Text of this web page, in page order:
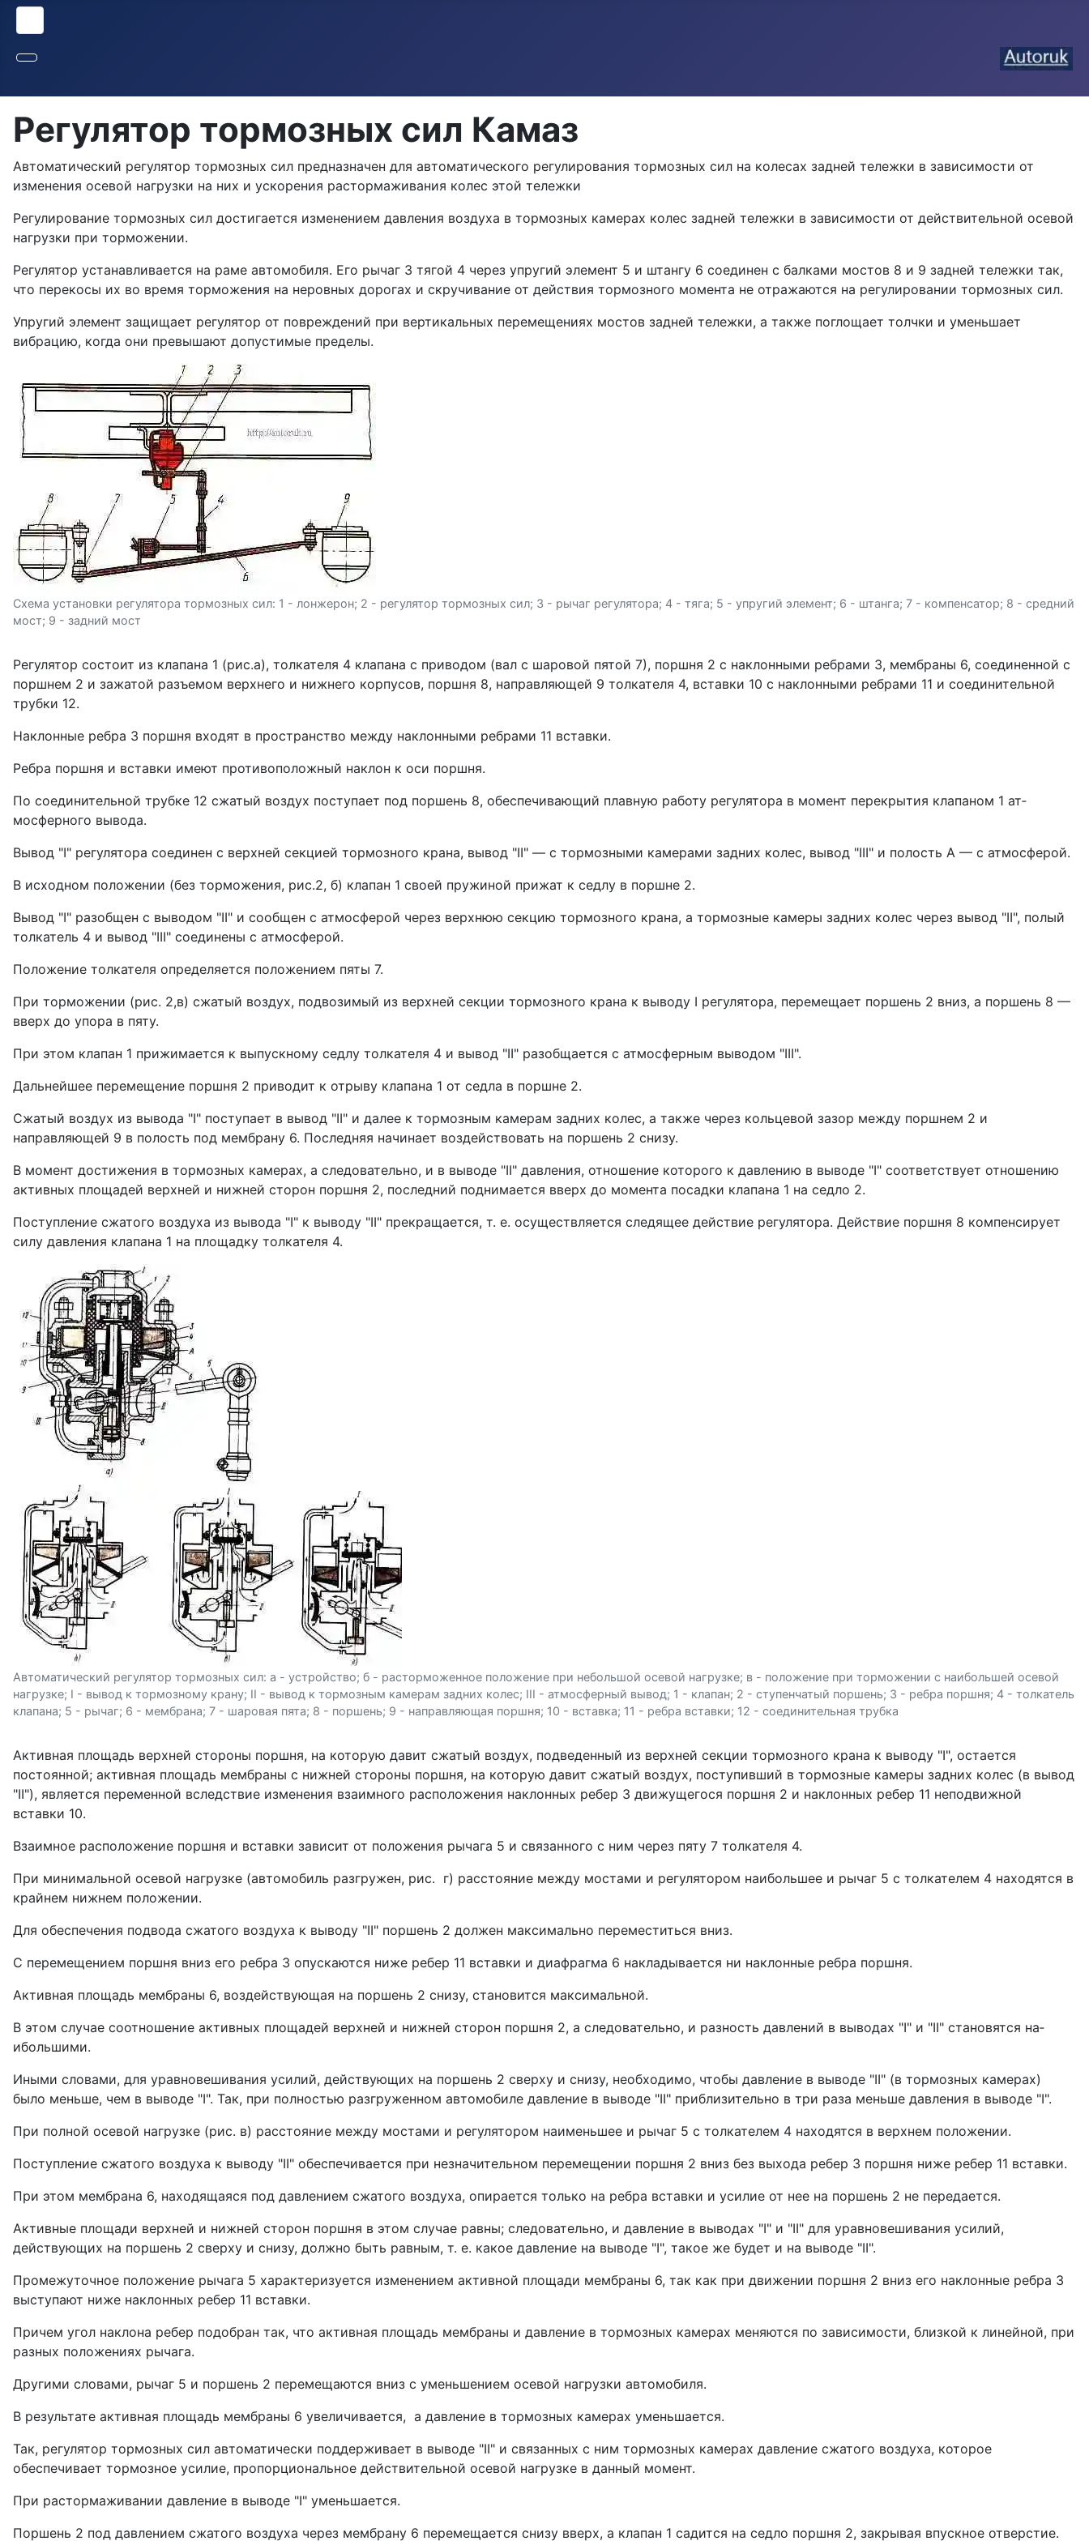
Регулятор тормозных сил Камаз
Автоматический регулятор тормозных сил предназначен для автоматического ре­гулирования тормозных сил на колесах задней тележки в зависимости от
измене­ния осевой нагрузки на них и ускорения растормаживания колес этой тележки
Ре­гулирование тормозных сил достигается изменением давления воздуха в тормозных камерах колес задней тележки в зависимо­сти от действительной осевой
нагрузки при торможении.
Регулятор устанавливается на раме ав­томобиля. Его рычаг 3 тягой 4 через упругий элемент 5 и штангу 6 соеди­нен с балками мостов 8 и 9 задней тележки так,
что перекосы их во время торможения на неровных дорогах и скручивание от действия тормозного момента не отража­ются на регулировании тормозных сил.
Уп­ругий элемент защищает регулятор от пов­реждений при вертикальных перемещениях мостов задней тележки, а также поглощает толчки и уменьшает
вибрацию, когда они превышают допустимые пределы.
Схема установки регулятора тормозных сил: 1 - лонжерон; 2 - регулятор тормозных сил; 3 - рычаг регулятора; 4 - тяга; 5 - упругий элемент; 6 - штанга; 7 - компенсатор; 8 - средний
мост; 9 - задний мост
Регулятор состоит из клапана 1 (рис.а), толкателя 4 клапана с приво­дом (вал с шаровой пятой 7), поршня 2 с наклонными ребрами 3, мембраны 6, соеди­ненной с
поршнем 2 и зажатой разъемом верхнего и нижнего корпусов, поршня 8, направляющей 9 толкателя 4, вставки 10 с наклонными ребрами 11 и соединительной
трубки 12.
Наклонные ребра 3 поршня входят в пространство между наклонными ребрами 11 вставки.
Ребра поршня и встав­ки имеют противоположный наклон к оси поршня.
По соединительной трубке 12 сжатый воздух поступает под поршень 8, обеспечивающий плавную работу регуля­тора в момент перекрытия клапаном 1 ат­
мосферного вывода.
Вывод "I" регулятора соединен с верхней секцией тормозного крана, вывод "II" — с тормозными камерами задних колес, вывод "III" и полость А — с атмосферой.
В исходном положении (без торможе­ния, рис.2, б) клапан 1 своей пружиной прижат к седлу в поршне 2.
Вывод "I" разоб­щен с выводом "II" и сообщен с атмосферой через верхнюю секцию тормозного крана, а тормозные камеры задних колес через вывод "II", полый
толкатель 4 и вывод "III" соединены с атмосферой.
Положение тол­кателя определяется положением пяты 7.
При торможении (рис. 2,в) сжатый воздух, подвозимый из верхней секции тор­мозного крана к выводу I регулятора, пере­мещает поршень 2 вниз, а поршень 8 —
вверх до упора в пяту.
При этом клапан 1 прижимается к выпускному седлу толкате­ля 4 и вывод "II" разобщается с атмосфер­ным выводом "III".
Дальнейшее перемещение поршня 2 приводит к отрыву клапана 1 от седла в поршне 2.
Сжатый воздух из вывода "I" поступает в вывод "II" и далее к тормозным камерам задних колес, а также через кольцевой зазор между поршнем 2 и
направляющей 9 в полость под мембрану 6. Последняя начинает воздействовать на поршень 2 снизу.
В момент достижения в тормозных камерах, а следовательно, и в выводе "II" давления, отношение которого к давлению в выводе "I" соответствует отно­шению
активных площадей верхней и ниж­ней сторон поршня 2, последний поднима­ется вверх до момента посадки клапана 1 на седло 2.
Поступление сжатого воздуха из вывода "I" к выводу "II" прекращается, т. е. осуществляется следящее действие регулятора. Действие поршня 8 компенси­рует
силу давления клапана 1 на площадку толкателя 4.
Автоматический регулятор тормозных сил: а - устройство; б - расторможенное положение при небольшой осевой нагрузке; в - положение при торможении с наибольшей осевой
нагрузке; I - вывод к тормозному крану; II - вывод к тормозным камерам задних колес; III - атмосферный вывод; 1 - клапан; 2 - ступенчатый поршень; 3 - ребра поршня; 4 - толкатель
клапана; 5 - рычаг; 6 - мембрана; 7 - шаровая пята; 8 - поршень; 9 - направляющая поршня; 10 - вставка; 11 - ребра вставки; 12 - соединительная трубка
Активная площадь верхней стороны поршня, на которую давит сжатый воздух, подведенный из верхней секции тормозно­го крана к выводу "I", остается
постоянной; активная площадь мембраны с нижней сто­роны поршня, на которую давит сжатый воздух, поступивший в тормозные камеры задних колес (в вывод
"II"), является переменной вследствие изменения взаимного расположения наклонных ребер 3 движу­щегося поршня 2 и наклонных ребер 11 неподвижной
вставки 10.
Взаимное распо­ложение поршня и вставки зависит от по­ложения рычага 5 и связанного с ним через пяту 7 толкателя 4.
При минимальной осевой нагрузке (ав­томобиль разгружен, рис. г) расстоя­ние между мостами и регулятором наи­большее и рычаг 5 с толкателем 4 находят­ся в
крайнем нижнем положении.
Для обеспечения подвода сжатого воздуха к выводу "II" поршень 2 должен максималь­но переместиться вниз.
С перемещением поршня вниз его ребра 3 опускаются ниже ребер 11 вставки и диафрагма 6 наклады­вается ни наклонные ребра поршня.
Актив­ная площадь мембраны 6, воздействующая на поршень 2 снизу, становится макси­мальной.
В этом случае соотношение ак­тивных площадей верхней и нижней сторон поршня 2, а следовательно, и разность давлений в выводах "I" и "II" становятся на­
ибольшими.
Иными словами, для уравно­вешивания усилий, действующих на пор­шень 2 сверху и снизу, необходимо, чтобы давление в выводе "II" (в тормозных каме­рах)
было меньше, чем в выводе "I". Так, при полностью разгруженном автомобиле давление в выводе "II" приблизительно в три раза меньше давления в выводе "I".
При полной осевой нагрузке (рис. в) расстояние между мостами и регулятором наименьшее и рычаг 5 с толкателем 4 нахо­дятся в верхнем положении.
Поступление сжатого воздуха к выводу "II" обеспечивается при незначительном перемещении порш­ня 2 вниз без выхода ребер 3 поршня ниже ребер 11 вставки.
При этом мембрана 6, находящаяся под давлением сжатого воз­духа, опирается только на ребра вставки и усилие от нее на поршень 2 не передается.
Активные площади верхней и нижней сто­рон поршня в этом случае равны; следова­тельно, и давление в выводах "I" и "II" для уравновешивания усилий,
действующих на поршень 2 сверху и снизу, должно быть равным, т. е. какое давление на выводе "I", такое же будет и на выводе "II".
Промежуточное положение рычага 5 характеризуется изменением активной площади мембраны 6, так как при движе­нии поршня 2 вниз его наклонные ребра 3
выступают ниже наклонных ребер 11 вставки.
Причем угол наклона ребер по­добран так, что активная площадь мембра­ны и давление в тормозных камерах меня­ются по зависимости, близкой к линейной, при
разных положениях рычага.
Други­ми словами, рычаг 5 и поршень 2 переме­щаются вниз с уменьшением осевой наг­рузки автомобиля.
В результате активная площадь мембраны 6 увеличивается, а давление в тормозных камерах уменьшает­ся.
Так, регулятор тормозных сил автома­тически поддерживает в выводе "II" и свя­занных с ним тормозных камерах давление сжатого воздуха, которое
обеспечивает тормозное усилие, пропорциональное дей­ствительной осевой нагрузке в данный мо­мент.
При растормаживании давление в вы­воде "I" уменьшается.
Поршень 2 под давле­нием сжатого воздуха через мембрану 6 перемещается снизу вверх, а клапан 1 са­дится на седло поршня 2, закрывая впускное отверстие.